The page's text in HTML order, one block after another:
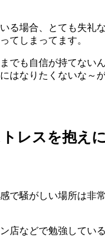
る場合、とても失礼
てしまってます。
でも自信が持てない
はなりたくないな～
レスを抱え
で騒がしい場所は非
店などで勉強してい